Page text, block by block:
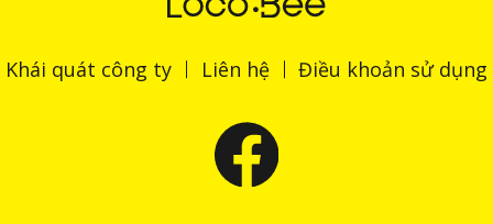
Khái quát công ty Liên hệ Điều khoản sử dụng